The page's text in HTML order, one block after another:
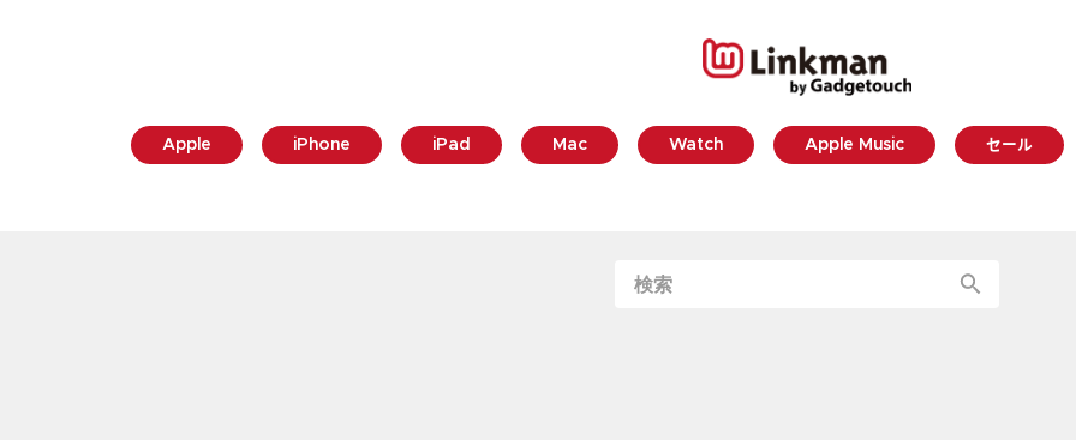
Apple iPhone iPad Mac Watch Apple Music セール